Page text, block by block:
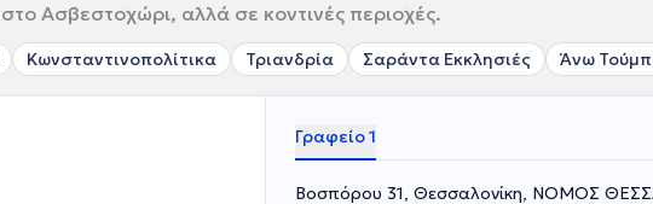
Ασβεστοχώρι, αλλά σε κοντινές περιοχές.
Κωνσταντινοπολίτικα Τριανδρία Σαράντα Εκκλησιές Άνω
Γραφείο 1
Βοσπόρου 31, Θεσσαλονίκη, ΝΟΜΟΣ